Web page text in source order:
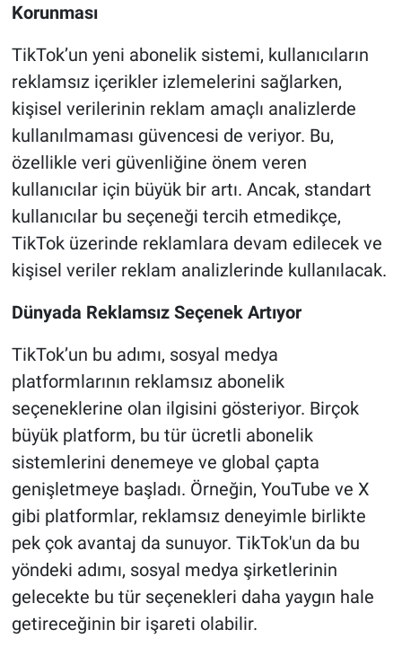
Korunması
TikTok’un yeni abonelik sistemi, kullanıcıların
reklamsız içerikler izlemelerini sağlarken,
kişisel verilerinin reklam amaçlı analizlerde
kullanılmaması güvencesi de veriyor. Bu,
özellikle veri güvenliğine önem veren
kullanıcılar için büyük bir artı. Ancak, standart
kullanıcılar bu seçeneği tercih etmedikçe,
TikTok üzerinde reklamlara devam edilecek ve
kişisel veriler reklam analizlerinde kullanılacak.
Dünyada Reklamsız Seçenek Artıyor
TikTok’un bu adımı, sosyal medya
platformlarının reklamsız abonelik
seçeneklerine olan ilgisini gösteriyor. Birçok
büyük platform, bu tür ücretli abonelik
sistemlerini denemeye ve global çapta
genişletmeye başladı. Örneğin, YouTube ve X
gibi platformlar, reklamsız deneyimle birlikte
pek çok avantaj da sunuyor. TikTok'un da bu
yöndeki adımı, sosyal medya şirketlerinin
gelecekte bu tür seçenekleri daha yaygın hale
getireceğinin bir işareti olabilir.